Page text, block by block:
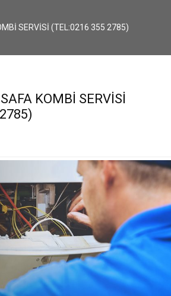
SERVISI (TEL:0216 355 2785)
KOMBI SERVISI